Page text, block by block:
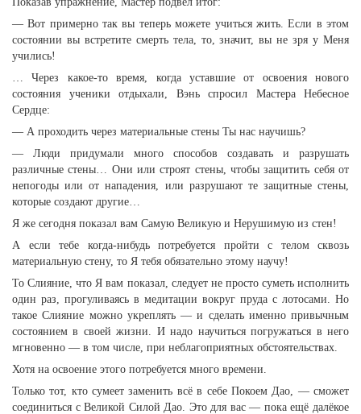
— Вот примерно так вы теперь можете учиться жить. Если в этом
состоянии вы встретите смерть тела, то, значит, вы не зря у Меня
учились!
… Через какое-то время, когда уставшие от освоения нового
состояния ученики отдыхали, Вэнь спросил Мастера Небесное
Сердце:
— А проходить через материальные стены Ты нас научишь?
— Люди придумали много способов создавать и разрушать
различные стены… Они или строят стены, чтобы защитить себя от
непогоды или от нападения, или разрушают те защитные стены,
которые создают другие…
Я же сегодня показал вам Самую Великую и Нерушимую из стен!
А если тебе когда-нибудь потребуется пройти с телом сквозь
материальную стену, то Я тебя обязательно этому научу!
То Слияние, что Я вам показал, следует не просто суметь исполнить
один раз, прогуливаясь в медитации вокруг пруда с лотосами. Но
такое Слияние можно укреплять — и сделать именно привычным
состоянием в своей жизни. И надо научиться погружаться в него
мгновенно — в том числе, при неблагоприятных обстоятельствах.
Хотя на освоение этого потребуется много времени.
Только тот, кто сумеет заменить всё в себе Покоем Дао, — сможет
соединиться с Великой Силой Дао. Это для вас — пока ещё далёкое